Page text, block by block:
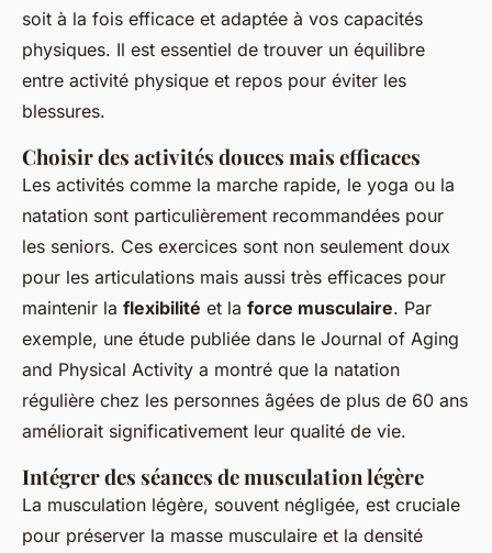
soit à la fois efficace et adaptée à vos capacités
physiques. Il est essentiel de trouver un équilibre
entre activité physique et repos pour éviter les
blessures.
Choisir des activités douces mais efficaces
Les activités comme la marche rapide, le yoga ou la
natation sont particulièrement recommandées pour
les seniors. Ces exercices sont non seulement doux
pour les articulations mais aussi très efficaces pour
maintenir la flexibilité et la force musculaire. Par
exemple, une étude publiée dans le Journal of Aging
and Physical Activity a montré que la natation
régulière chez les personnes âgées de plus de 60 ans
améliorait significativement leur qualité de vie.
Intégrer des séances de musculation légère
La musculation légère, souvent négligée, est cruciale
pour préserver la masse musculaire et la densité